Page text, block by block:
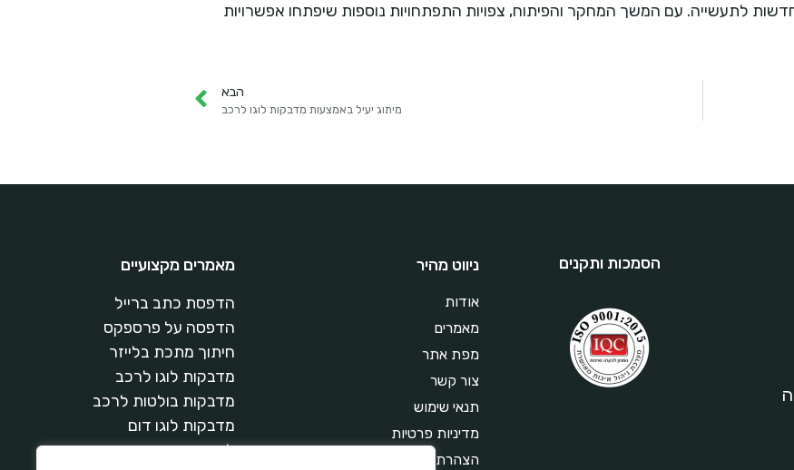
לתעשייה. עם המשך המחקר והפיתוח, צפויות התפתחויות נוספות שיפתחו אפשרויות
הבא
מיתוג יעיל באמצעות מדבקות לוגו לרכב
הסמכות ותקנים ניווט מהיר
אודות
מאמרים
מפת אתר
צור קשר
תנאי שימוש
מדיניות פרטיות
הצהרת נגישות
מאמרים מקצועיים
הדפסת כתב ברייל
הדפסה על פרספקס
חיתוך מתכת בלייזר
מדבקות לוגו לרכב
מדבקות בולטות לרכב
מדבקות לוגו דום
לקסן